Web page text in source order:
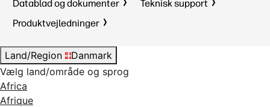
Datablad og dokumenter
Teknisk support
Produktvejledninger
Land/Region
Danmark
Vælg land/område og sprog
Africa
Afrique